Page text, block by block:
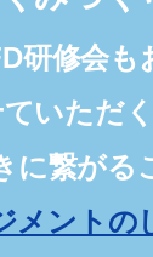
研修会も
いただ
に繋がる
メントの